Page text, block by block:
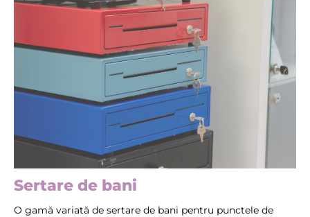
Sertare de bani
O gamă variată de sertare de bani pentru punctele de